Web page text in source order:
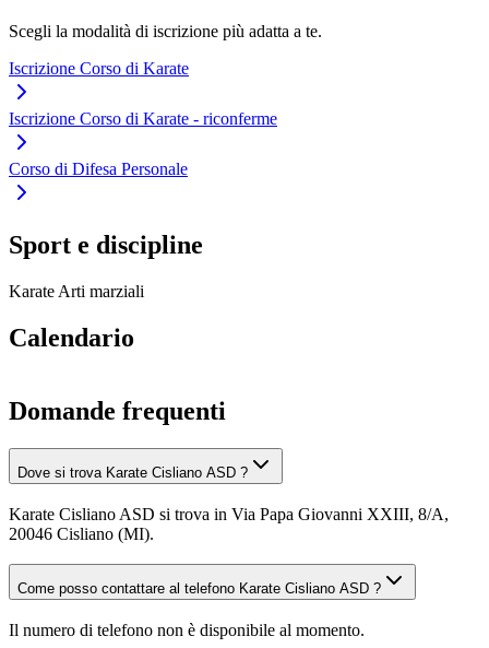
Scegli la modalità di iscrizione più adatta a te.
Iscrizione Corso di Karate
Iscrizione Corso di Karate - riconferme
Corso di Difesa Personale
Sport e discipline
Karate Arti marziali
Calendario
Domande frequenti
Dove si trova Karate Cisliano ASD ?
Karate Cisliano ASD si trova in Via Papa Giovanni XXIII, 8/A,
20046 Cisliano (MI).
Come posso contattare al telefono Karate Cisliano ASD ?
Il numero di telefono non è disponibile al momento.